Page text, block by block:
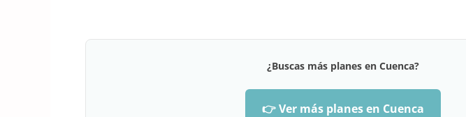
¿Buscas más planes en Cuenca?
👉 Ver más planes en Cuenca